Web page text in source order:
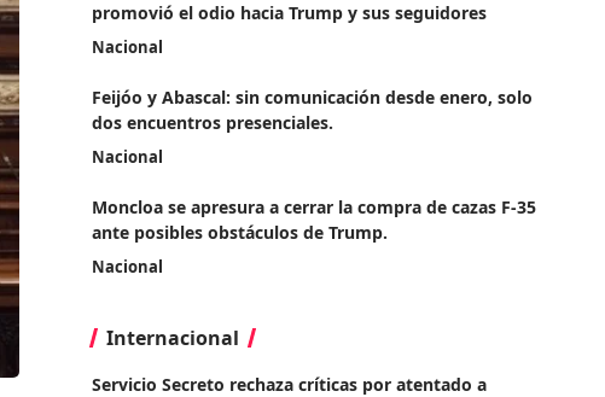
promovió el odio hacia Trump y sus seguidores
Nacional
Feijóo y Abascal: sin comunicación desde enero, solo
dos encuentros presenciales.
Nacional
Moncloa se apresura a cerrar la compra de cazas F-35
ante posibles obstáculos de Trump.
Nacional
Internacional
Servicio Secreto rechaza críticas por atentado a